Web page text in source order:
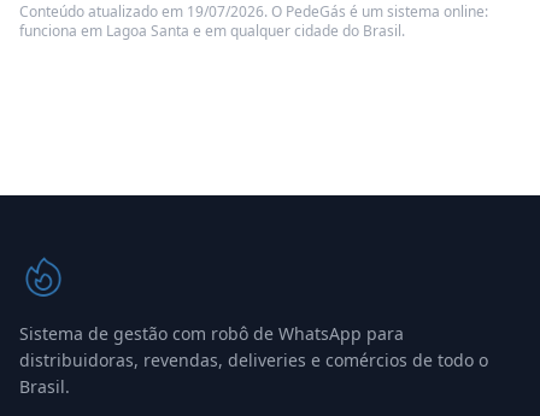
Conteúdo atualizado em 19/07/2026. O PedeGás é um sistema online:
funciona em Lagoa Santa e em qualquer cidade do Brasil.
Sistema de gestão com robô de WhatsApp para
distribuidoras, revendas, deliveries e comércios de todo o
Brasil.